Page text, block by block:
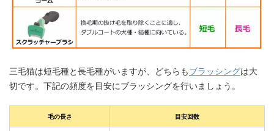
三毛猫は短毛種と長毛種がいますが、どちらもブラッシングは大
切です。下記の頻度を目安にブラッシングを行いましょう。
毛の長さ 目安回数